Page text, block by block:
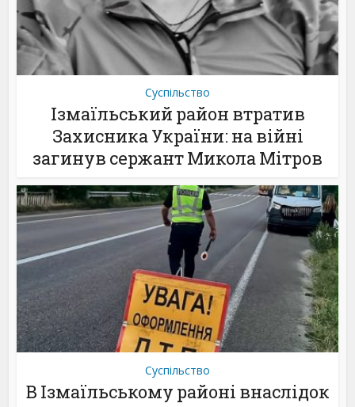
Суспільство
Ізмаїльський район втратив
Захисника України: на війні
загинув сержант Микола Мітров
Суспільство
В Ізмаїльському районі внаслідок